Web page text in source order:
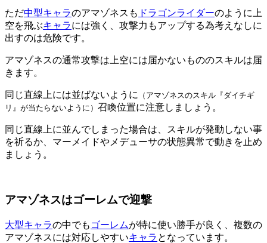
ただ中型キャラのアマゾネスも ドラゴンライダーのように上
空を飛ぶキャラには強く、攻撃力もアップする為考えなしに
出すのは危険です。
アマゾネスの通常攻撃は上空には届かないもののスキルは届
きます。
同じ直線上には並ばないように
（アマゾネスのスキル『ダイチギ
リ』が当たらないように） 召喚位置に注意しましょう。
同じ直線上に並んでしまった場合は、スキルが発動しない事
を祈るか、マーメイドやメデューサの状態異常で動きを止め
ましょう。
アマゾネスはゴーレムで迎撃
大型キャラの中でも ゴーレムが特に使い勝手が良く、複数の
アマゾネスには対応しやすいキャラ となっています。